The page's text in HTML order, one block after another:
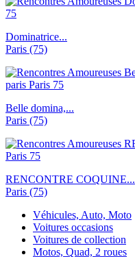
Dominatrice...
Paris (75)
Belle domina,...
Paris (75)
RENCONTRE COQUINE...
Paris (75)
Véhicules, Auto, Moto
Voitures occasions
Voitures de collection
Motos, Quad, 2 roues